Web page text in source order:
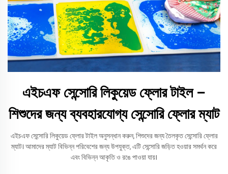
এইচএফ সেন্সোরি লিকুয়েড ফ্লোর টাইল –
শিশুদের জন্য ব্যবহারযোগ্য সেন্সোরি ফ্লোর ম্যাট
এইচএফ সেন্সোরি লিকুয়েড ফ্লোর টাইল অনুসন্ধান করুন, শিশুদের জন্য তৈলকৃত সেন্সোরি ফ্লোর
ম্যাট। আমাদের ম্যাট বিভিন্ন পরিবেশের জন্য উপযুক্ত, এটি সেন্সোরি জড়িত হওয়ার সমর্থন করে
এবং বিভিন্ন আকৃতি ও রঙে পাওয়া যায়।